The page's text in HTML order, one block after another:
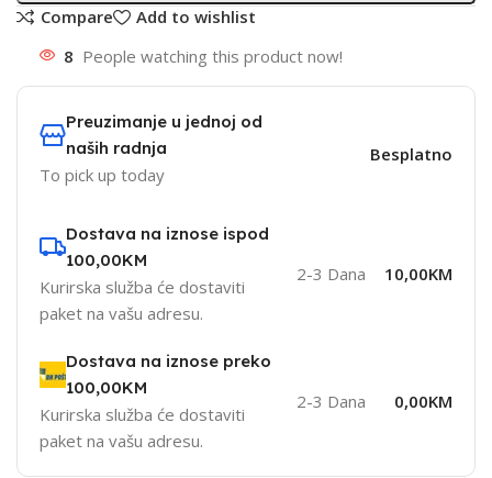
Compare
Add to wishlist
8 People watching this product now!
Preuzimanje u jednoj od
naših radnja
To pick up today
Besplatno
Dostava na iznose ispod
100,00KM
Kurirska služba će dostaviti
paket na vašu adresu.
2-3 Dana 10,00KM
Dostava na iznose preko
100,00KM
Kurirska služba će dostaviti
paket na vašu adresu.
2-3 Dana 0,00KM